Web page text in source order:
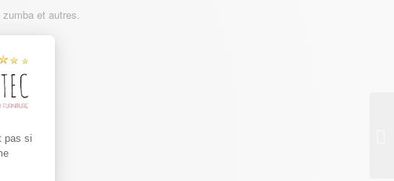
et autres.
: Personnalisez vos Options
pas si